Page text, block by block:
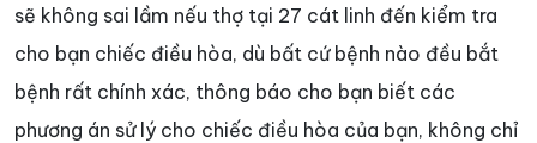
sẽ không sai lầm nếu thợ tại 27 cát linh đến kiểm tra
cho bạn chiếc điều hòa, dù bất cứ bệnh nào đều bắt
bệnh rất chính xác, thông báo cho bạn biết các
phương án sử lý cho chiếc điều hòa của bạn, không chỉ